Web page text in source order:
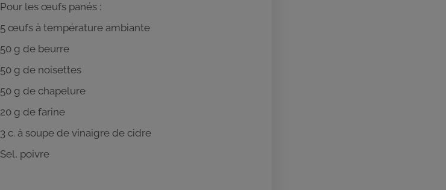
Pour les œufs panés :
5 œufs à température ambiante
50 g de beurre
50 g de noisettes
50 g de chapelure
20 g de farine
3 c. à soupe de vinaigre de cidre
Sel, poivre